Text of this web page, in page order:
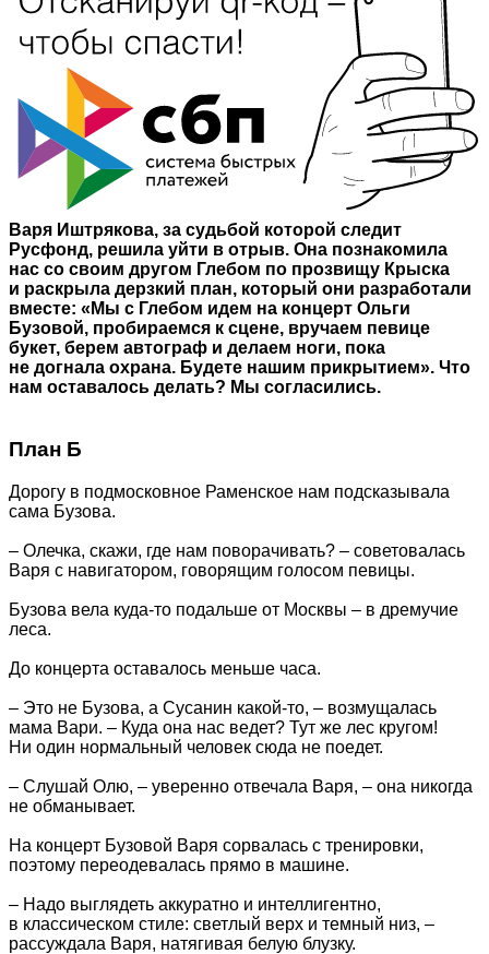
Варя Иштрякова, за судьбой которой следит
Русфонд, решила уйти в отрыв. Она познакомила
нас со своим другом Глебом по прозвищу Крыска
и раскрыла дерзкий план, который они разработали
вместе: «Мы с Глебом идем на концерт Ольги
Бузовой, пробираемся к сцене, вручаем певице
букет, берем автограф и делаем ноги, пока
не догнала охрана. Будете нашим прикрытием». Что
нам оставалось делать? Мы согласились.
План Б
Дорогу в подмосковное Раменское нам подсказывала
сама Бузова.
– Олечка, скажи, где нам поворачивать? – советовалась
Варя с навигатором, говорящим голосом певицы.
Бузова вела куда-то подальше от Москвы – в дремучие
леса.
До концерта оставалось меньше часа.
– Это не Бузова, а Сусанин какой-то, – возмущалась
мама Вари. – Куда она нас ведет? Тут же лес кругом!
Ни один нормальный человек сюда не поедет.
– Слушай Олю, – уверенно отвечала Варя, – она никогда
не обманывает.
На концерт Бузовой Варя сорвалась с тренировки,
поэтому переодевалась прямо в машине.
– Надо выглядеть аккуратно и интеллигентно,
в классическом стиле: светлый верх и темный низ, –
рассуждала Варя, натягивая белую блузку.